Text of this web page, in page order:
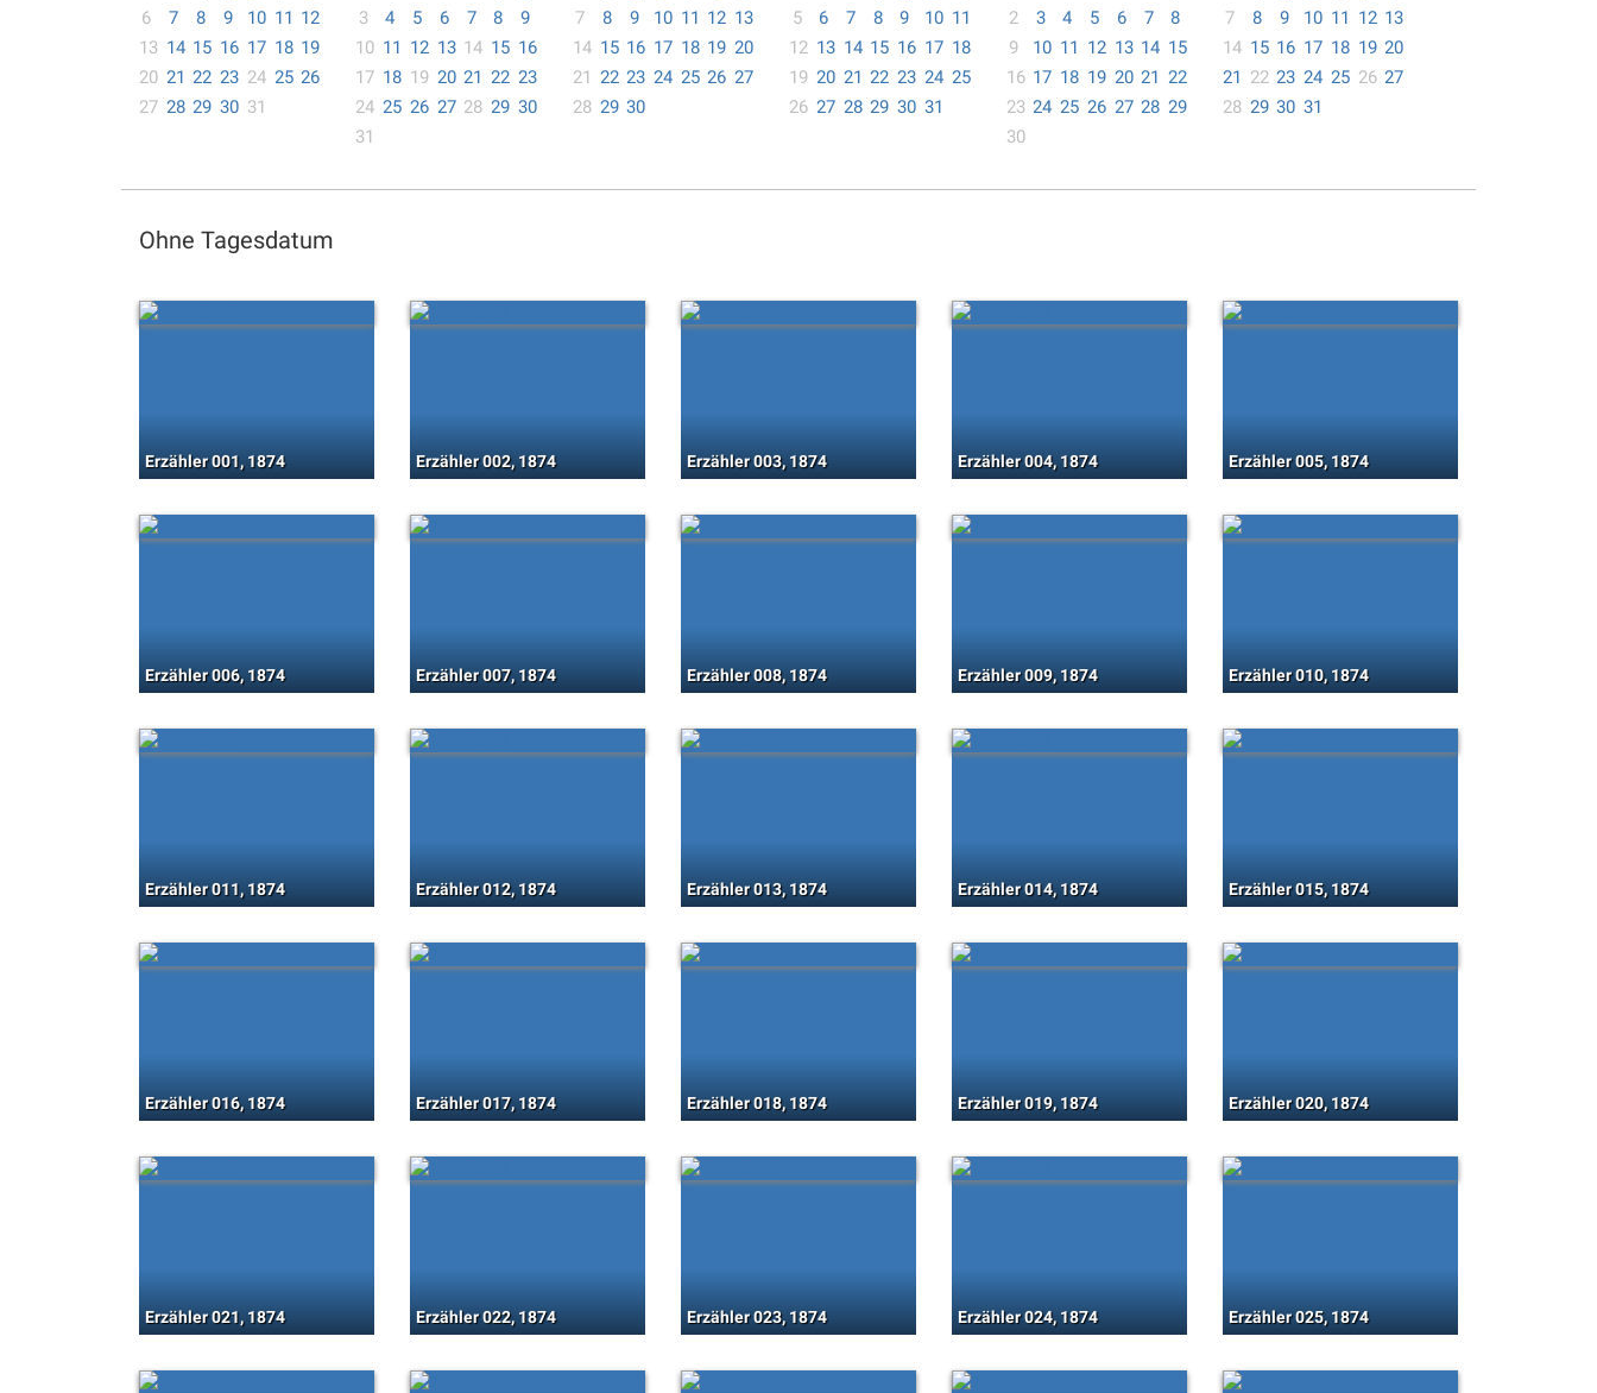
6
7 8 9 10 11 12
13 14 15 16 17 18 19
20 21 22 23 24 25 26
27 28 29 30 31
3
4 5 6 7 8
9
10 11 12 13 14 15 16
17 18 19 20 21 22 23
24 25 26 27 28 29 30
31
7
8 9 10 11 12 13
14 15 16 17 18 19 20
21 22 23 24 25 26 27
28 29 30
5
6 7 8 9 10 11
12 13 14 15 16 17 18
19 20 21 22 23 24 25
26 27 28 29 30 31
2
3 4 5 6 7
8
9
10 11 12 13 14 15
16 17 18 19 20 21 22
23 24 25 26 27 28 29
30
7
8 9 10 11 12 13
14 15 16 17 18 19 20
21 22 23 24 25 26 27
28 29 30 31
Ohne Tagesdatum
Erzähler 001, 1874 Erzähler 002, 1874 Erzähler 003, 1874 Erzähler 004, 1874 Erzähler 005, 1874
Erzähler 006, 1874 Erzähler 007, 1874 Erzähler 008, 1874 Erzähler 009, 1874 Erzähler 010, 1874
Erzähler 011, 1874 Erzähler 012, 1874 Erzähler 013, 1874 Erzähler 014, 1874 Erzähler 015, 1874
Erzähler 016, 1874 Erzähler 017, 1874 Erzähler 018, 1874 Erzähler 019, 1874 Erzähler 020, 1874
Erzähler 021, 1874 Erzähler 022, 1874 Erzähler 023, 1874 Erzähler 024, 1874 Erzähler 025, 1874